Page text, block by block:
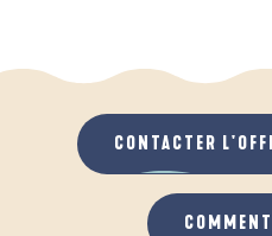
AU
CONTACTER